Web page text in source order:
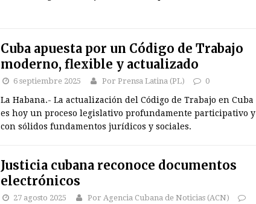
Cuba apuesta por un Código de Trabajo
moderno, flexible y actualizado
6 septiembre 2025 Por Prensa Latina (PL) 0
La Habana.- La actualización del Código de Trabajo en Cuba
es hoy un proceso legislativo profundamente participativo y
con sólidos fundamentos jurídicos y sociales.
Justicia cubana reconoce documentos
electrónicos
27 agosto 2025
Por Agencia Cubana de Noticias (ACN)